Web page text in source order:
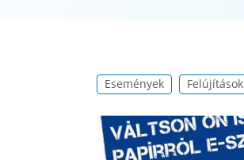
Események Felújítások